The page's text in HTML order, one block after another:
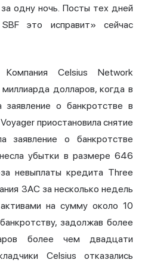
одну ночь. Посты тех дней
это исправит» сейчас
Celsius Network
долларов, когда в
о банкротстве в
приостановила снятие
заявление о банкротстве
убытки в размере 646
невыплаты кредита Three
3AC за несколько недель
на сумму около 10
задолжав более
более чем двадцати
Celsius отказались